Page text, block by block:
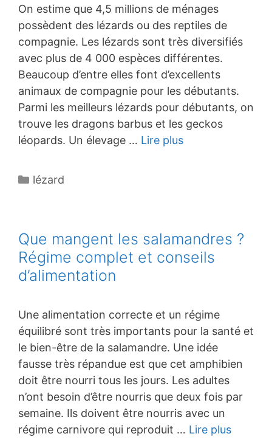
On estime que 4,5 millions de ménages
possèdent des lézards ou des reptiles de
compagnie. Les lézards sont très diversifiés
avec plus de 4 000 espèces différentes.
Beaucoup d’entre elles font d’excellents
animaux de compagnie pour les débutants.
Parmi les meilleurs lézards pour débutants, on
trouve les dragons barbus et les geckos
léopards. Un élevage … Lire plus
Catégories
lézard
Que mangent les salamandres ?
Régime complet et conseils
d’alimentation
Une alimentation correcte et un régime
équilibré sont très importants pour la santé et
le bien-être de la salamandre. Une idée
fausse très répandue est que cet amphibien
doit être nourri tous les jours. Les adultes
n’ont besoin d’être nourris que deux fois par
semaine. Ils doivent être nourris avec un
régime carnivore qui reproduit … Lire plus